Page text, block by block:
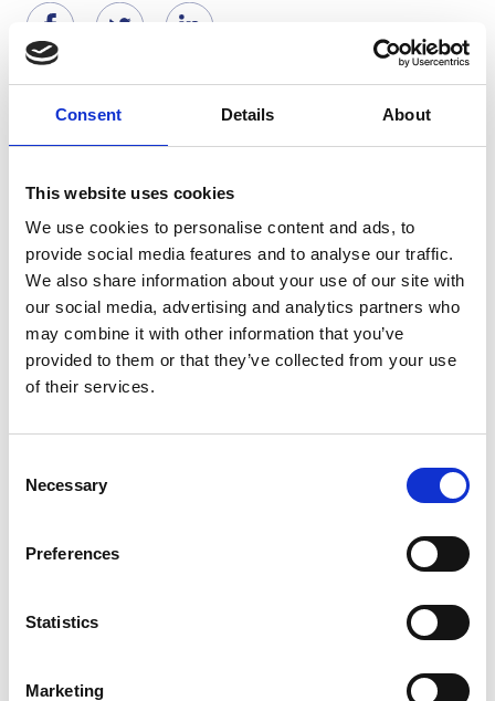
Consent Details About
This website uses cookies
We use cookies to personalise content and ads, to
provide social media features and to analyse our traffic.
We also share information about your use of our site with
our social media, advertising and analytics partners who
may combine it with other information that you’ve
provided to them or that they’ve collected from your use
of their services.
Selection
Necessary
Preferences
Statistics
Marketing
Suggeriti per te
Nel primo semestre è aumentata fortemente la